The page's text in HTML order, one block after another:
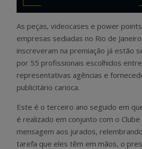
As peças, videocases e power
empresas sediadas no Rio de
inscreveram na premiação já estão
por 55 profissionais escolhidos
representativas agências e
publicitário carioca.
Este é o terceiro ano seguido em
é realizado em conjunto com o Clube
mensagem aos jurados,
tarefa que eles têm em mãos, o